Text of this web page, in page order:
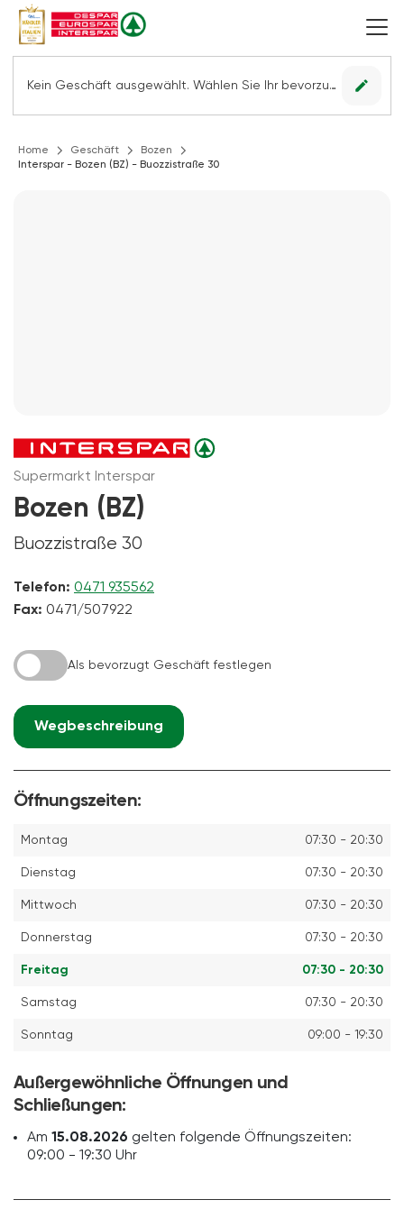
Kein Geschäft ausgewählt. Wählen Sie Ihr bevorzugtes Geschäft, um alle Angebote sehen zu können. edit
Home Geschäft
Bozen
Interspar - Bozen (BZ) - Buozzistraße 30
Supermarkt Interspar
Bozen (BZ)
Buozzistraße 30
Telefon: 0471 935562
Fax: 0471/507922
Als bevorzugt Geschäft festlegen
Wegbeschreibung
Öffnungszeiten:
Montag 07:30 - 20:30
Dienstag 07:30 - 20:30
Mittwoch 07:30 - 20:30
Donnerstag 07:30 - 20:30
Freitag 07:30 - 20:30
Samstag 07:30 - 20:30
Sonntag 09:00 - 19:30
Außergewöhnliche Öffnungen und
Schließungen:
Am 15.08.2026 gelten folgende Öffnungszeiten:
09:00 - 19:30 Uhr